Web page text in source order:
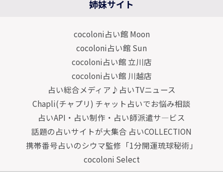
姉妹サイト
cocoloni占い館 Moon
cocoloni占い館 Sun
cocoloni占い館 立川店
cocoloni占い館 川越店
占い総合メディア♪占いTVニュース
Chapli(チャプリ) チャット占いでお悩み相談
占いAPI・占い制作・占い師派遣サ―ビス
話題の占いサイトが大集合 占いCOLLECTION
携帯番号占いのシウマ監修「1分開運琉球秘術」
cocoloni Select